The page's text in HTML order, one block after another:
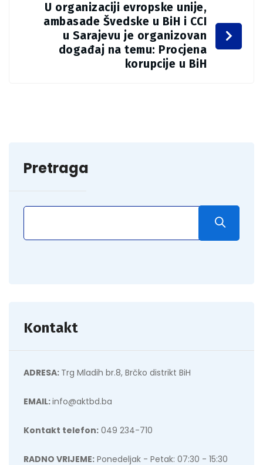
U organizaciji evropske unije,
ambasade Švedske u BiH i CCI
u Sarajevu je organizovan
događaj na temu: Procjena
korupcije u BiH
Pretraga
Kontakt
ADRESA: Trg Mladih br.8, Brčko distrikt BiH
EMAIL:info@aktbd.ba
Kontakt telefon: 049 234-710
RADNO VRIJEME: Ponedeljak - Petak: 07:30 - 15:30